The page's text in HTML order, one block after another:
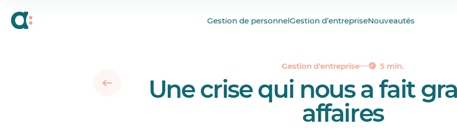
Gestion de personnelGestion d’entrepriseNouveautés
Gestion d'entreprise 5 min.
Une crise qui nous a fait
affaires
La tempête continue